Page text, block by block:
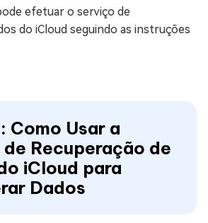
efetuar o serviço de
do iCloud seguindo as instruções
Como Usar a
de Recuperação de
iCloud para
Dados